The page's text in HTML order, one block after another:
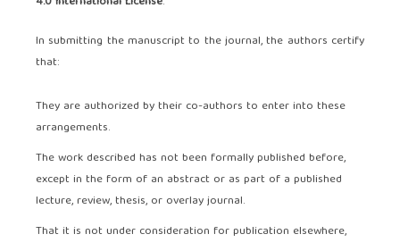
In submitting the manuscript to the journal, the authors certify
that:
They are authorized by their co-authors to enter into these
arrangements.
The work described has not been formally published before,
except in the form of an abstract or as part of a published
lecture, review, thesis, or overlay journal.
That it is not under consideration for publication elsewhere,